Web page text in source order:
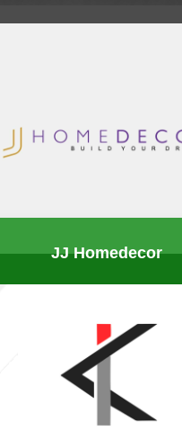
JJ Homedecor
HUBUNGI KAMI